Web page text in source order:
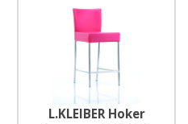
L.KLEIBER Hoker